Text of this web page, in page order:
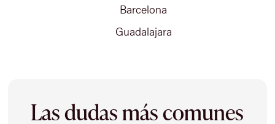
Barcelona
Guadalajara
Las dudas más comunes